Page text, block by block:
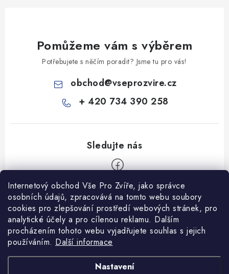
Internetový obchod Vše Pro Zvíře, jako správce
osobních údajů, zpracovává na tomto webu soubory
cookies pro zlepšování prostředí webových stránek, pro
analytické účely a pro cílenou reklamu. Dalším
procházením tohoto webu vyjadřujete souhlas s jejich
používáním. Další informace
Nastavení
Pomůžeme vám s výběrem
Potřebujete s něčím poradit? Jsme tu pro vás!
obchod@vseprozvire.cz
+ 420 734 390 258
Informace pro Vás
Ceník dopravy
Kontakty
Heuréka recenze